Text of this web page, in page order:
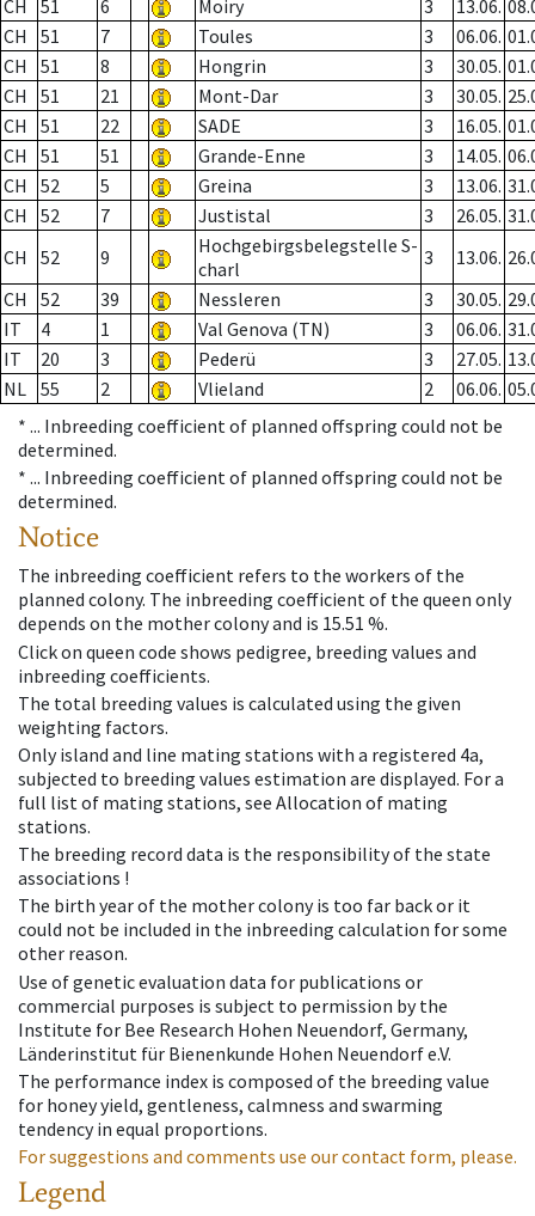
CH 51 6 Moiry 3 13.06.
CH
51 7 Toules 3 06.06.
CH
51 8 Hongrin 3 30.05.
CH
51 21 Mont-Dar 3 30.05.
CH
51 22 SADE 3 16.05.
CH
51 51 Grande-Enne 3 14.05.
CH
52 5 Greina 3 13.06.
CH
52 7 Justistal 3 26.05.
CH
52 9
Hochgebirgsbelegstelle S-
charl
3 13.06.
CH
52 39 Nessleren 3 30.05.
IT
4 1 Val Genova (TN) 3 06.06.
IT
20 3 Pederü 3 27.05.
NL 55 2 Vlieland 2 06.06.
* ... Inbreeding coefficient of planned offspring could not be
determined.
* ... Inbreeding coefficient of planned offspring could not be
determined.
Notice
The inbreeding coefficient refers to the workers of the
planned colony. The inbreeding coefficient of the queen only
depends on the mother colony and is 15.51 %.
Click on queen code shows pedigree, breeding values and
inbreeding coefficients.
The total breeding values is calculated using the given
weighting factors.
Only island and line mating stations with a registered 4a,
subjected to breeding values estimation are displayed. For a
full list of mating stations, see Allocation of mating
stations.
The breeding record data is the responsibility of the state
associations !
The birth year of the mother colony is too far back or it
could not be included in the inbreeding calculation for some
other reason.
Use of genetic evaluation data for publications or
commercial purposes is subject to permission by the
Institute for Bee Research Hohen Neuendorf, Germany,
Länderinstitut für Bienenkunde Hohen Neuendorf e.V.
The performance index is composed of the breeding value
for honey yield, gentleness, calmness and swarming
tendency in equal proportions.
For suggestions and comments use our contact form, please.
Legend